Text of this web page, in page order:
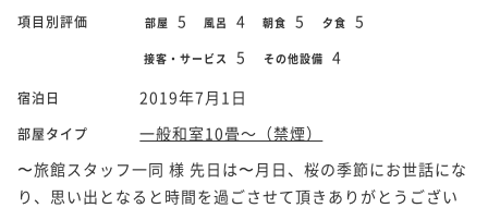
項目別評価 部屋 5 風呂 4 朝食 5 夕食 5
接客・サービス 5 その他設備 4
宿泊日 2019年7月1日
部屋タイプ
一般和室10畳～（禁煙）
〜旅館スタッフ一同 様 先日は〜月日、桜の季節にお世話にな
り、思い出となると時間を過ごさせて頂きありがとうござい